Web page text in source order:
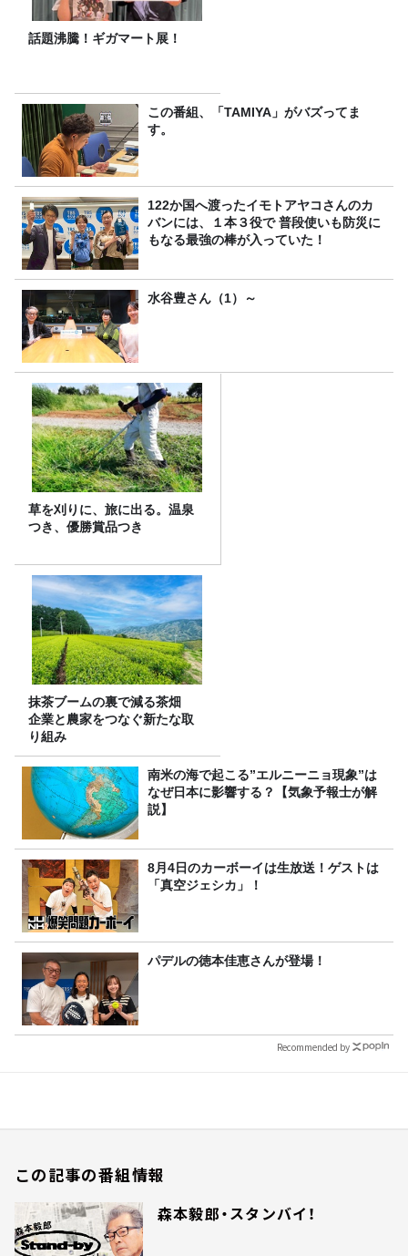
話題沸騰！ギガマート展！
この番組、「TAMIYA」がバズってま
す。
122か国へ渡ったイモトアヤコさんのカ
バンには、１本３役で 普段使いも防災に
もなる最強の棒が入っていた！
水谷豊さん（1）～
草を刈りに、旅に出る。温泉
つき、優勝賞品つき
抹茶ブームの裏で減る茶畑
企業と農家をつなぐ新たな取
り組み
南米の海で起こる”エルニーニョ現象”は
なぜ日本に影響する？【気象予報士が解
説】
8月4日のカーボーイは生放送！ゲストは
「真空ジェシカ」！
パデルの徳本佳恵さんが登場！
Recommended by
この記事の番組情報
森本毅郎・スタンバイ！